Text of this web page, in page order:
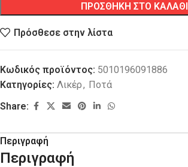
ΠΡΟΣΘΗΚΗ ΣΤΟ ΚΑΛΑΘΙ
Πρόσθεσε στην λίστα
Κωδικός προϊόντος: 5010196091886
Κατηγορίες: Λικέρ, Ποτά
Share:
Περιγραφή
Περιγραφή